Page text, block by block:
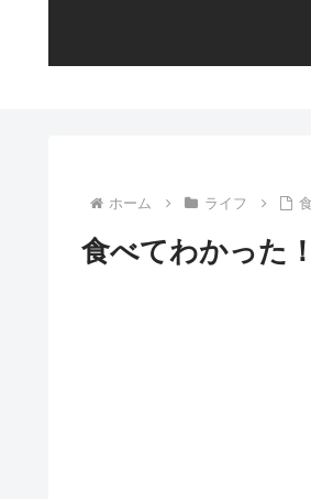
ホーム ライフ
食べてわかった